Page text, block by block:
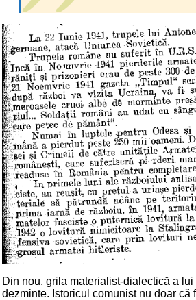
Din nou, grila materialist-dialectică a
dezminte. Istoricul comunist nu doar că